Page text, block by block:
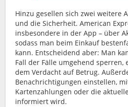
Hinzu gesellen sich zwei weitere
und die Sicherheit. American
insbesondere in der App – über
sodass man beim Einkauf
kann. Entscheidend aber: Man
Fall der Fälle umgehend sperren,
dem Verdacht auf Betrug.
Benachrichtigungen einstellen,
Kartenzahlungen oder die
informiert wird.